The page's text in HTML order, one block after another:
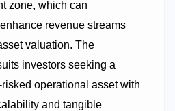
zone, which can
revenue streams
valuation. The
investors seeking a
operational asset with
and tangible